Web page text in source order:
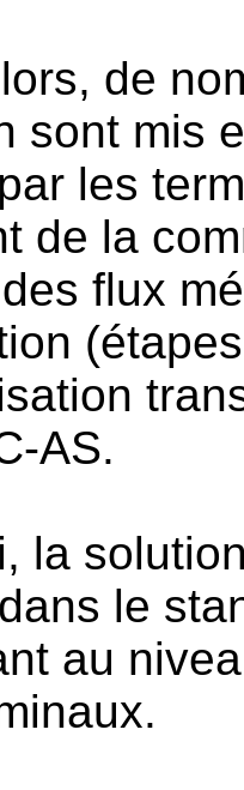
de
sont mis
les
de la
flux
AS.
la
le
au